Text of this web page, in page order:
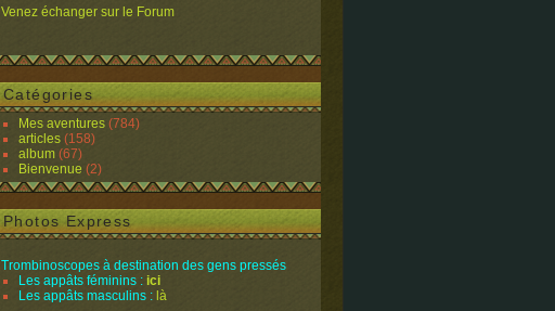
Venez échanger sur le Forum
Catégories
Mes aventures (784)
articles (158)
album (67)
Bienvenue (2)
Photos Express
Trombinoscopes à destination des gens pressés
Les appâts féminins : ici
Les appâts masculins : là